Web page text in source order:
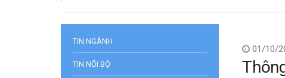
01/10/
TIN NGÀNH
TIN NỘI BỘ